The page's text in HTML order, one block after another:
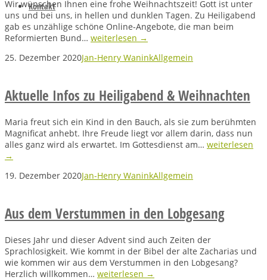
Kontakt
Wir wünschen Ihnen eine frohe Weihnachtszeit! Gott ist unter
uns und bei uns, in hellen und dunklen Tagen. Zu Heiligabend
gab es unzählige schöne Online-Angebote, die man beim
Reformierten Bund… weiterlesen →
25. Dezember 2020Jan-Henry WaninkAllgemein
Aktuelle Infos zu Heiligabend & Weihnachten
Maria freut sich ein Kind in den Bauch, als sie zum berühmten
Magnificat anhebt. Ihre Freude liegt vor allem darin, dass nun
alles ganz wird als erwartet. Im Gottesdienst am… weiterlesen
→
19. Dezember 2020Jan-Henry WaninkAllgemein
Aus dem Verstummen in den Lobgesang
Dieses Jahr und dieser Advent sind auch Zeiten der
Sprachlosigkeit. Wie kommt in der Bibel der alte Zacharias und
wie kommen wir aus dem Verstummen in den Lobgesang?
Herzlich willkommen… weiterlesen →